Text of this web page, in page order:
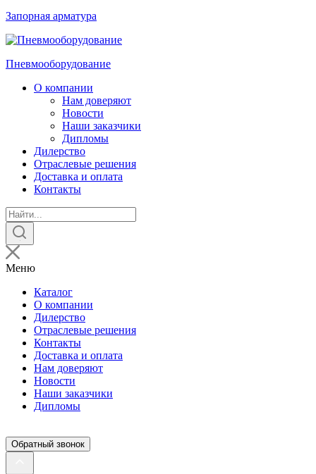
Запорная арматура
Пневмооборудование
О компании
Нам доверяют
Новости
Наши заказчики
Дипломы
Дилерство
Отраслевые решения
Доставка и оплата
Контакты
Поиск
товаров
Меню
Каталог
О компании
Дилерство
Отраслевые решения
Контакты
Доставка и оплата
Нам доверяют
Новости
Наши заказчики
Дипломы
Обратный звонок